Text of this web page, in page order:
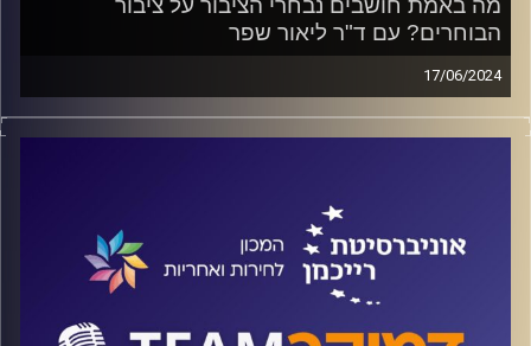
מה באמת חושבים נבחרי הציבור על ציבור
הבוחרים? עם ד"ר ליאור שפר
17/06/2024
פודקאסט המכון לחירות ואחריות באוניברסיטת רייכמן
האם הפוליטיקאים אכן מייצגים את ציבור בוחריהם? האם הם
ד"ר חיים וייצמן עם ד"ר ליאור שפר, אוניברסיטת תל אביב
המכון לחירות ואחריות